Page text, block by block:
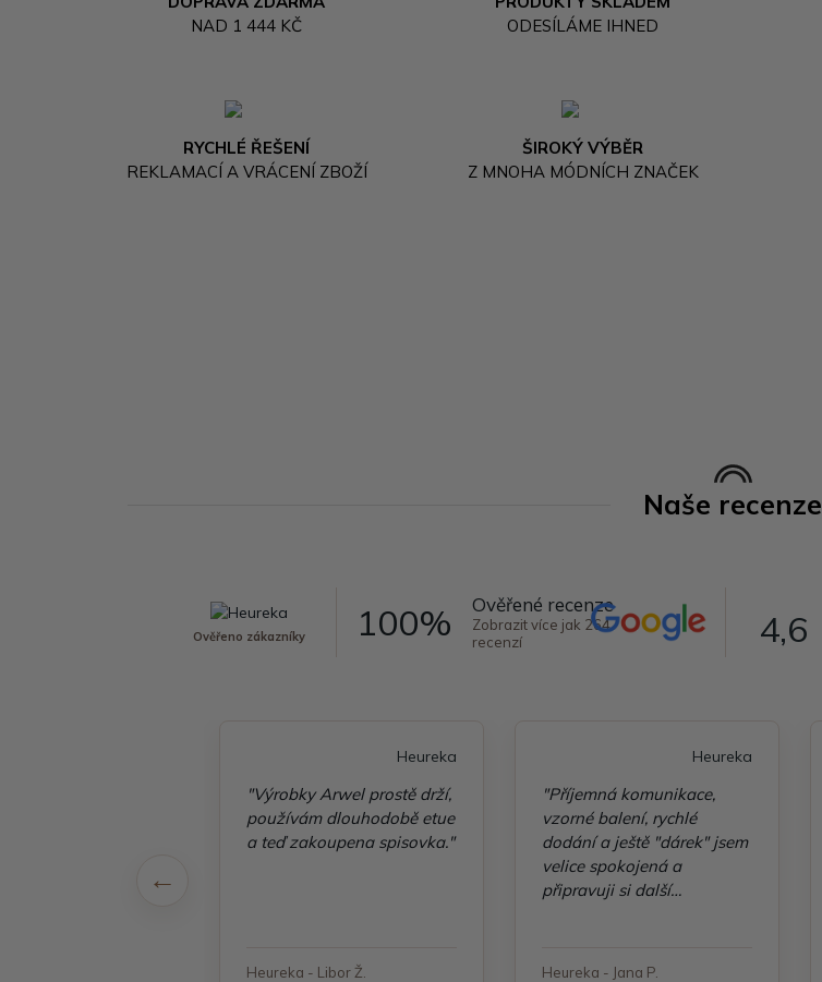
NAD 1 444 KČ
ODESÍLÁME IHNED
RYCHLÉ ŘEŠENÍ
REKLAMACÍ A VRÁCENÍ ZBOŽÍ
ŠIROKÝ VÝBĚR
Z MNOHA MÓDNÍCH ZNAČEK
Naše recenze
Ověřeno zákazníky 100% Ověřené recenze
Zobrazit více jak 264
recenzí
4,6
Heureka
"Výrobky Arwel prostě drží,
používám dlouhodobě etue
a teď zakoupena spisovka."
Heureka - Libor Ž.
Heureka
"Příjemná komunikace,
vzorné balení, rychlé
dodání a ještě "dárek" jsem
velice spokojená a
připravuji si další
Heureka - Jana P.